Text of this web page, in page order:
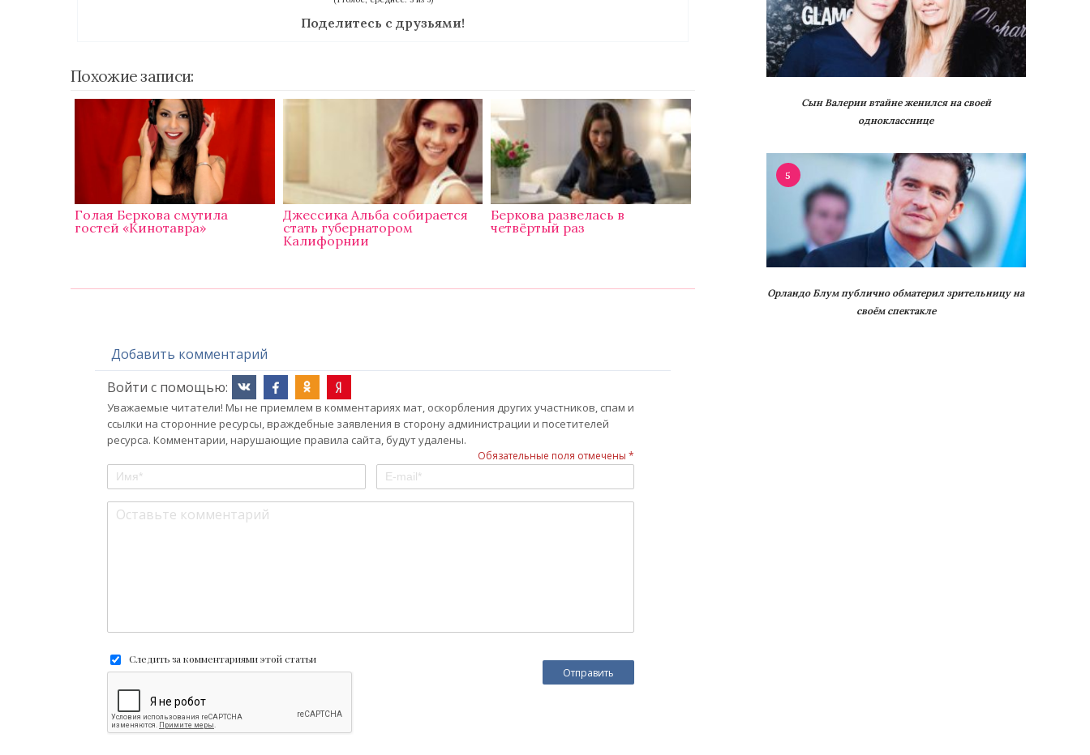
Поделитесь с друзьями!
Похожие записи:
Голая Беркова смутила
гостей «Кинотавра»
Джессика Альба собирается
стать губернатором
Калифорнии
Беркова развелась в
четвёртый раз
Добавить комментарий
Войти с помощью:
Уважаемые читатели! Мы не приемлем в комментариях мат, оскорбления других участников, спам и
ссылки на сторонние ресурсы, враждебные заявления в сторону администрации и посетителей
ресурса. Комментарии, нарушающие правила сайта, будут удалены.
Обязательные поля отмечены *
Следить за комментариями этой статьи
Сын Валерии втайне женился на своей
однокласснице
5
Орландо Блум публично обматерил зрительницу на
своём спектакле